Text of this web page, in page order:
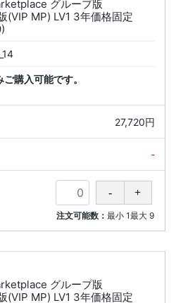
グループ版
(VIP MP) LV1 3年価格固定
購入可能です。
27,720円
-
注文可能数：最小 1最大 9
グループ版
(VIP MP) LV1 3年価格固定